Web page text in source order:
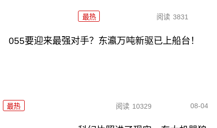
最热 阅读 3831
055要迎来最强对手？东瀛万吨新驱已上船台！
最热 阅读 10329 08-04